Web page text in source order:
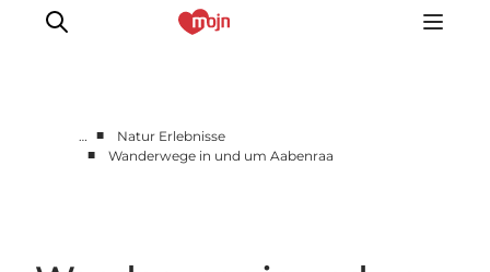
… ■
Natur Erlebnisse
■
Wanderwege in und um Aabenraa